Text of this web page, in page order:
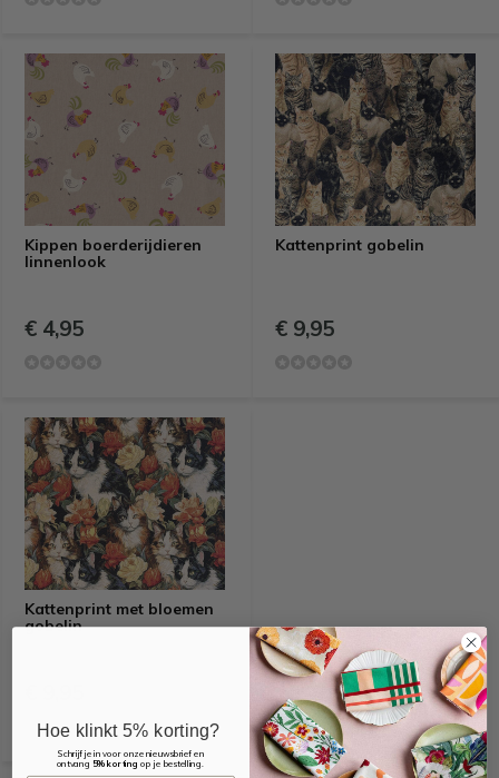
Kippen boerderijdieren
linnenlook
€ 4,95
Kattenprint gobelin
€ 9,95
Kattenprint met bloemen
gobelin
Hoe klinkt 5% korting?
Schrijf je in voor onze nieuwsbrief en
ontvang 5% kortingop je bestelling.